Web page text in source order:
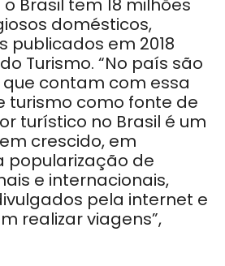
Brasil tem 18 milhões
domésticos,
publicados em 2018
Turismo. “No país são
contam com essa
turismo como fonte de
turístico no Brasil é um
crescido, em
popularização de
e internacionais,
pela internet e
realizar viagens”,